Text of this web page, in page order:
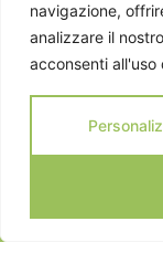
navigazione,
analizzare il
acconsenti all'uso